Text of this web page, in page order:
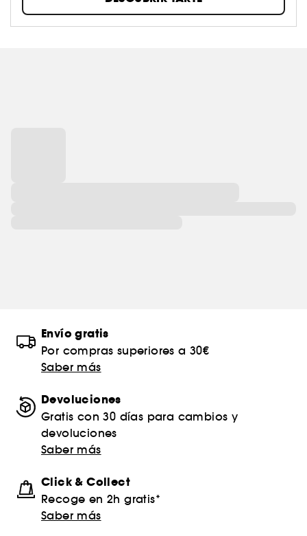
nos ponemos en la piel, y tú también deberías
hacerlo.
Envío gratis
Por compras superiores a 30€
Saber más
Devoluciones
Gratis con 30 días para cambios y
devoluciones
Saber más
Click & Collect
Recoge en 2h gratis*
Saber más